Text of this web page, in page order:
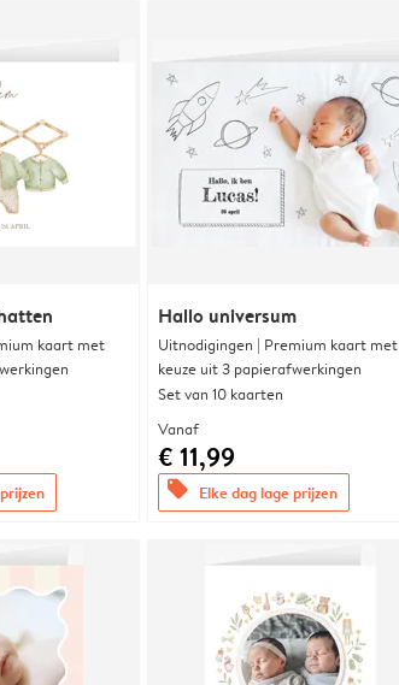
kaart met
Hallo universum
Uitnodigingen | Premium kaart met
keuze uit 3 papierafwerkingen
Set van 10 kaarten
Vanaf
€ 11,99
offers Elke dag lage prijzen